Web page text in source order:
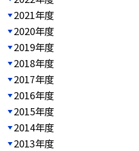
2021年度
2020年度
2019年度
2018年度
2017年度
2016年度
2015年度
2014年度
2013年度